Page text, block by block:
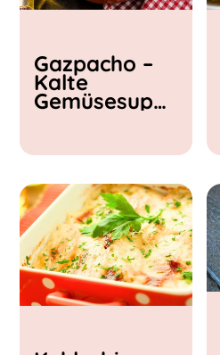
< 15 min
15 - 30 min
30 - 60 min
Gazpacho –
Kalte
Gemüsesupp